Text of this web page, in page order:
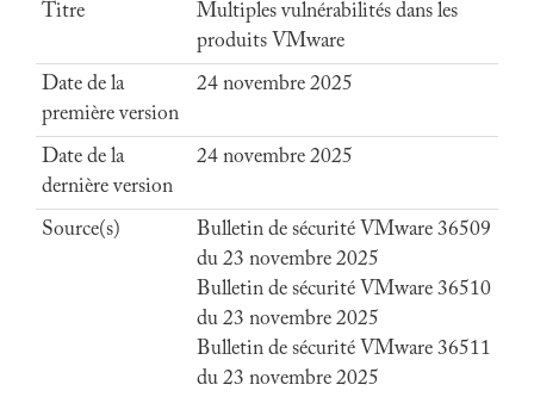
Titre
Multiples vulnérabilités dans les
produits VMware
Date de la
première version
24 novembre 2025
Date de la
dernière version
24 novembre 2025
Source(s)
Bulletin de sécurité VMware 36509
du 23 novembre 2025
Bulletin de sécurité VMware 36510
du 23 novembre 2025
Bulletin de sécurité VMware 36511
du 23 novembre 2025